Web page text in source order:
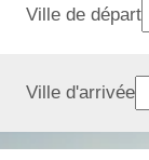
Ville de départ
Ville d'arrivée